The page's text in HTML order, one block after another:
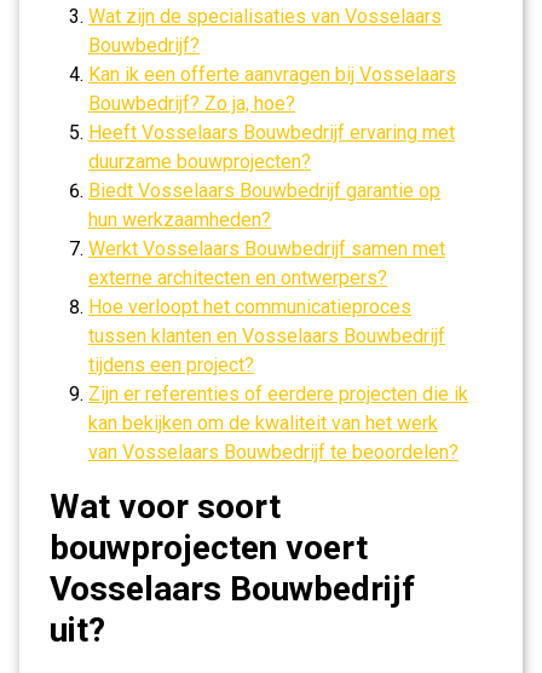
Wat zijn de specialisaties van Vosselaars
Bouwbedrijf?
Kan ik een offerte aanvragen bij Vosselaars
Bouwbedrijf? Zo ja, hoe?
Heeft Vosselaars Bouwbedrijf ervaring met
duurzame bouwprojecten?
Biedt Vosselaars Bouwbedrijf garantie op
hun werkzaamheden?
Werkt Vosselaars Bouwbedrijf samen met
externe architecten en ontwerpers?
Hoe verloopt het communicatieproces
tussen klanten en Vosselaars Bouwbedrijf
tijdens een project?
Zijn er referenties of eerdere projecten die ik
kan bekijken om de kwaliteit van het werk
van Vosselaars Bouwbedrijf te beoordelen?
Wat voor soort
bouwprojecten voert
Vosselaars Bouwbedrijf
uit?